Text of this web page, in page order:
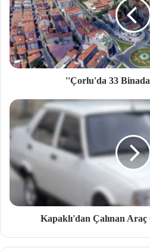
''Çorlu'da 33
Kapaklı'dan Çalınan